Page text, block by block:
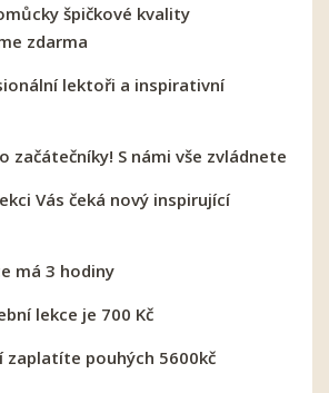
špičkové kvality
zdarma
lektoři a inspirativní
začátečníky! S námi vše zvládnete
Vás čeká nový inspirující
má 3 hodiny
lekce je 700 Kč
zaplatíte pouhých 5600kč